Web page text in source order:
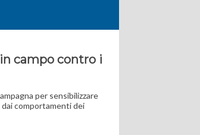
campo contro i
per sensibilizzare
comportamenti dei